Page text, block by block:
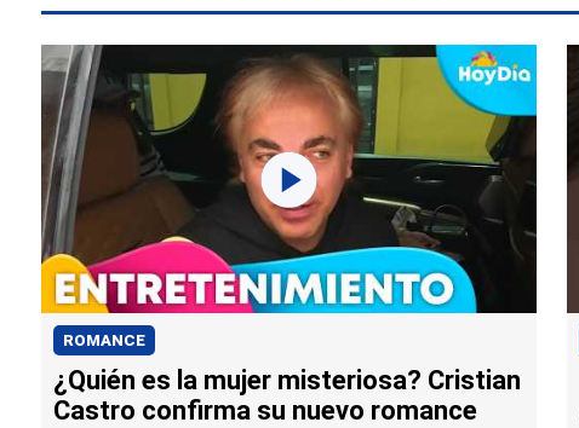
ROMANCE
¿Quién es la mujer misteriosa? Cristian
Castro confirma su nuevo romance